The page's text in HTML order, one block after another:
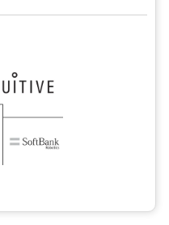
CC BY 4.0の表示が必要です。